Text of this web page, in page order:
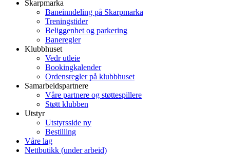
Skarpmarka
Baneinndeling på Skarpmarka
Treningstider
Beliggenhet og parkering
Baneregler
Klubbhuset
Vedr utleie
Bookingkalender
Ordensregler på klubbhuset
Samarbeidspartnere
Våre partnere og støttespillere
Støtt klubben
Utstyr
Utstyrsside ny
Bestilling
Våre lag
Nettbutikk (under arbeid)